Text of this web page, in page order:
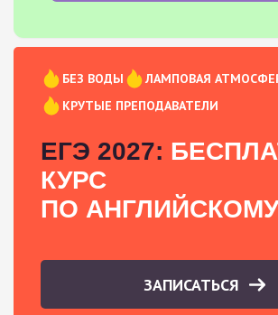
БЕЗ ВОДЫ
ЛАМПОВАЯ
КРУТЫЕ ПРЕПОДАВАТЕЛИ
ЕГЭ 2027:
КУРС
ПО АНГЛИЙСКОМУ
ЗАПИСАТЬСЯ